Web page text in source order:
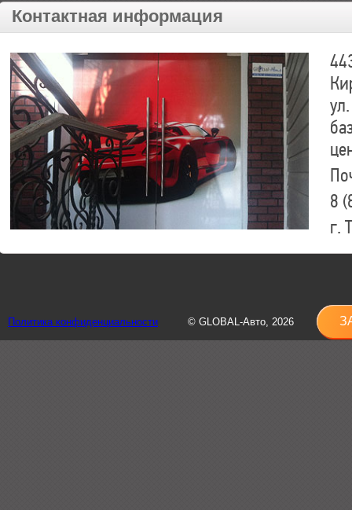
Контактная информация
8
г.
8
Политика конфиденциальности © GLOBAL-Авто, 2026